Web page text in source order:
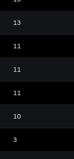
13
11
11
11
10
3